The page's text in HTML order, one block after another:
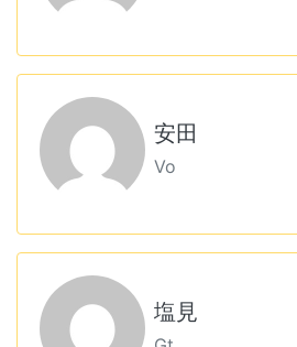
安田
Vo
塩見